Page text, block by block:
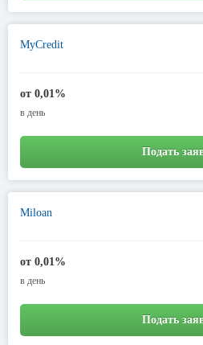
MyCredit
от 0,01%
в день
Подать
Miloan
от 0,01%
в день
Подать